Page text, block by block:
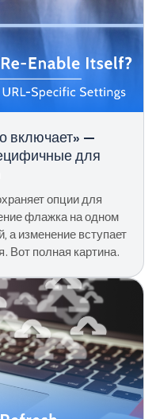
включает» —
для
опции для
флажка на одном
а изменение вступает
Вот полная картина.